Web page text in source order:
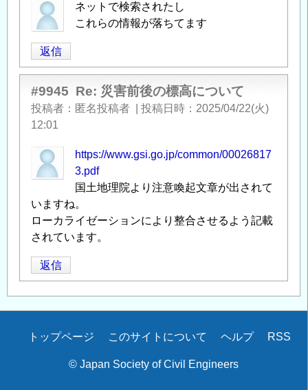
後
の
に
つ
い
の
返
信
ネットで検索されたし
これらの情報が落ちてます
返信
#9945 Re: 災害前後の標高について
投稿者 匿名投稿者 投稿日時
2025/04/22(火)
12:01
https://www.gsi.go.jp/common/00026817
3.pdf
国土地理院より注意喚起文章が出されて
いますね。
ローカライゼーションにより整合させるよう記載
されています。
返信
Secondary
トップページ このサイトについて ヘルプ RSS
© Japan Society of Civil Engineers